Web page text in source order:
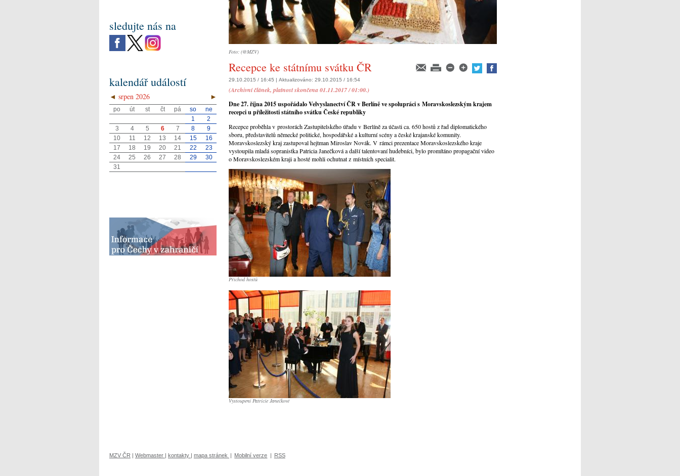
Foto: (@MZV)
Recepce ke státnímu svátku ČR
29.10.2015 / 16:45 | Aktualizováno: 29.10.2015 / 16:54
(Archivní článek, platnost skončena 01.11.2017 / 01:00.)
Dne 27. října 2015 uspořádalo Velvyslanectví ČR v Berlíně ve spolupráci s Moravskoslezským krajem
recepci u příležitosti státního svátku České republiky
Recepce proběhla v prostorách Zastupitelského úřadu v Berlíně za účasti ca. 650 hostů z řad diplomatického
sboru, představitelů německé politické, hospodářské a kulturní scény a české krajanské komunity.
Moravskoslezský kraj zastupoval hejtman Miroslav Novák. V rámci prezentace Moravskoslezského kraje
vystoupila mladá sopranistka Patricia Janečková a další talentovaní hudebníci, bylo promítáno propagační video
o Moravskoslezském kraji a hosté mohli ochutnat z místních specialit.
Příchod hostů
Vystoupení Patricie Janečkové
sledujte nás na
kalendář událostí
◄ ►
srpen 2026
po út st čt pá so
ne
1
2
3
4 5 6 7 8
9
10
11 12 13 14 15
16
17
18 19 20 21 22
23
24
25 26 27 28 29
30
31
MZV ČR | Webmaster | kontakty | mapa stránek | Mobilní verze | RSS